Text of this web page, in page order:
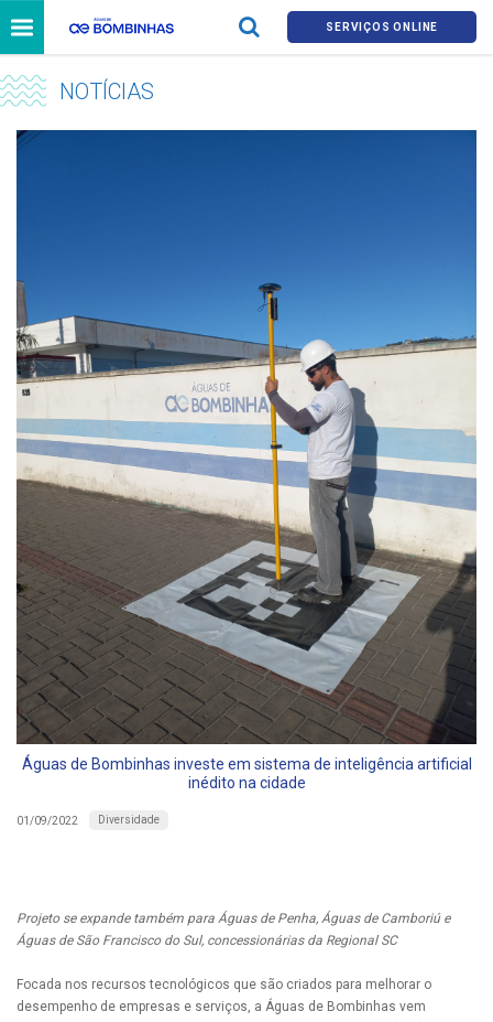
SERVIÇOS ONLINE
NOTÍCIAS
Águas de Bombinhas investe em sistema de inteligência artificial
inédito na cidade
01/09/2022 Diversidade
Projeto se expande também para Águas de Penha, Águas de Camboriú e
Águas de São Francisco do Sul, concessionárias da Regional SC
Focada nos recursos tecnológicos que são criados para melhorar o
desempenho de empresas e serviços, a Águas de Bombinhas vem